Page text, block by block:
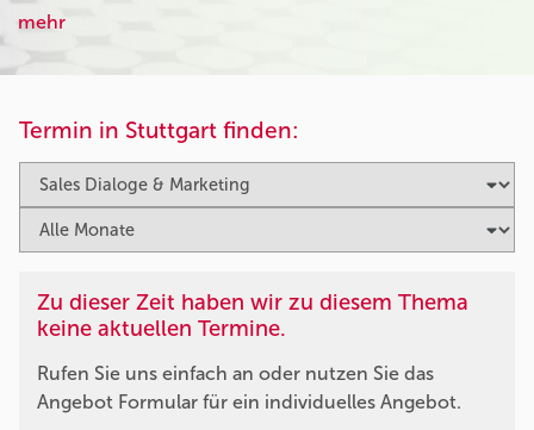
mehr
Termin in Stuttgart finden:
Zu dieser Zeit haben wir zu diesem Thema
keine aktuellen Termine.
Rufen Sie uns einfach an oder nutzen Sie das
Angebot Formular für ein individuelles Angebot.